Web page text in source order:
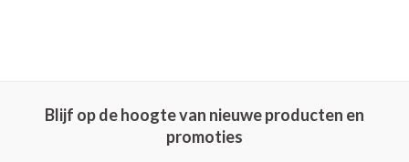
Blijf op de hoogte van nieuwe producten en
promoties